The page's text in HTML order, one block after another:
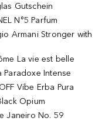
Gutschein
N°5 Parfum
Armani Stronger with
La vie est belle
Paradoxe Intense
Vibe Erba Pura
Opium
Janeiro No. 59